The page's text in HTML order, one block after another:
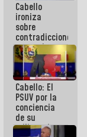
Cabello
ironiza
sobre
contradicciones
y mentiras
de María
Machado:
¡Créanle!
Cabello: El
PSUV por la
conciencia
de su
militancia